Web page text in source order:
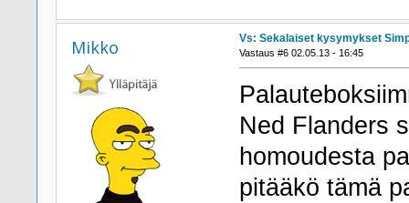
Mikko Vs: Sekalaiset kysymykset
Vastaus #6 02.05.13 - 16:45
Ned Flanders
homoudesta
pitääkö tämä